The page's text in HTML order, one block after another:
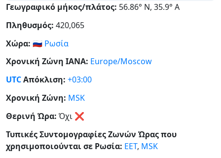
Γεωγραφικό μήκος/πλάτος: 56.86° Ν, 35.9° Α
Πληθυσμός: 420,065
Χώρα: 🇷🇺 Ρωσία
Χρονική Ζώνη IANA: Europe/Moscow
UTCΑπόκλιση: +03:00
Χρονική Ζώνη: MSK
Θερινή Ώρα: Όχι ❌
Τυπικές Συντομογραφίες Ζωνών Ώρας που
χρησιμοποιούνται σε Ρωσία: EET, MSK